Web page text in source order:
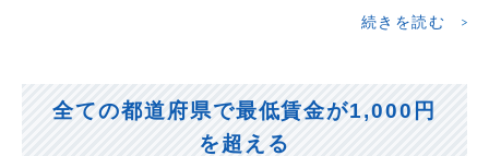
続きを読む
全ての都道府県で最低賃金が1,000円
を超える